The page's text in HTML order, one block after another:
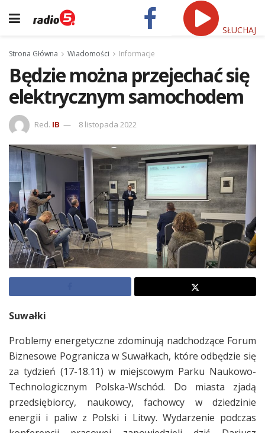
SŁUCHAJ
Strona Główna Wiadomości Informacje
Będzie można przejechać się
elektrycznym samochodem
Red. IB 8 listopada 2022
Suwałki
Problemy energetyczne zdominują nadchodzące Forum
Biznesowe Pogranicza w Suwałkach, które odbędzie się
za tydzień (17-18.11) w miejscowym Parku Naukowo-
Technologicznym Polska-Wschód. Do miasta zjadą
przedsiębiorcy, naukowcy, fachowcy w dziedzinie
energii i paliw z Polski i Litwy. Wydarzenie podczas